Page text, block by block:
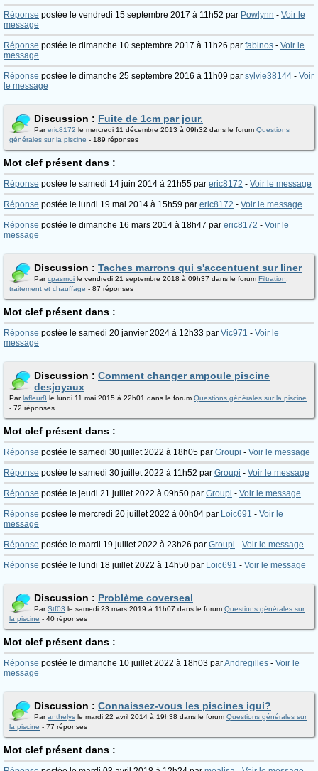
Réponse postée le vendredi 15 septembre 2017 à 11h52 par Powlynn - Voir le
message
Réponse postée le dimanche 10 septembre 2017 à 11h26 par fabinos - Voir le
message
Réponse postée le dimanche 25 septembre 2016 à 11h09 par sylvie38144 - Voir
le message
Discussion : Fuite de 1cm par jour.
Pareric8172 le mercredi 11 décembre 2013 à 09h32 dans le forum Questions
générales sur la piscine - 189 réponses
Mot clef présent dans :
Réponse postée le samedi 14 juin 2014 à 21h55 par eric8172 - Voir le message
Réponse postée le lundi 19 mai 2014 à 15h59 par eric8172 - Voir le message
Réponse postée le dimanche 16 mars 2014 à 18h47 par eric8172 - Voir le
message
Discussion : Taches marrons qui s'accentuent sur liner
Parcpasmoi le vendredi 21 septembre 2018 à 09h37 dans le forum Filtration,
traitement et chauffage - 87 réponses
Mot clef présent dans :
Réponse postée le samedi 20 janvier 2024 à 12h33 par Vic971 - Voir le
message
Discussion : Comment changer ampoule piscine
desjoyaux
Parlafleur8 le lundi 11 mai 2015 à 22h01 dans le forum Questions générales sur la piscine
- 72 réponses
Mot clef présent dans :
Réponse postée le samedi 30 juillet 2022 à 18h05 par Groupi - Voir le message
Réponse postée le samedi 30 juillet 2022 à 11h52 par Groupi - Voir le message
Réponse postée le jeudi 21 juillet 2022 à 09h50 par Groupi - Voir le message
Réponse postée le mercredi 20 juillet 2022 à 00h04 par Loic691 - Voir le
message
Réponse postée le mardi 19 juillet 2022 à 23h26 par Groupi - Voir le message
Réponse postée le lundi 18 juillet 2022 à 14h50 par Loic691 - Voir le message
Discussion : Problème coverseal
ParStf03 le samedi 23 mars 2019 à 11h07 dans le forum Questions générales sur
la piscine - 40 réponses
Mot clef présent dans :
Réponse postée le dimanche 10 juillet 2022 à 18h03 parAndregilles - Voir le
message
Discussion : Connaissez-vous les piscines igui?
Paranthelys le mardi 22 avril 2014 à 19h38 dans le forum Questions générales sur
la piscine - 77 réponses
Mot clef présent dans :